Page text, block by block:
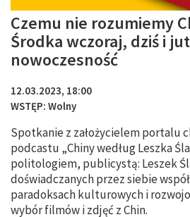
Czemu nie rozumiemy
Środka wczoraj, dziś i
nowoczesność
12.03.2023, 18:00
WSTĘP: Wolny
Spotkanie z założycielem portalu
podcastu „Chiny według Leszka
politologiem, publicystą: Leszek
doświadczanych przez siebie
paradoksach kulturowych i
wybór filmów i zdjęć z Chin.